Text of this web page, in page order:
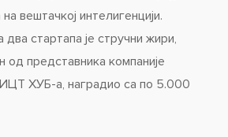
вештачкој интелигенцији.
стартапа је стручни жири,
од представника компаније
ХУБ-а, наградио са по 5.000